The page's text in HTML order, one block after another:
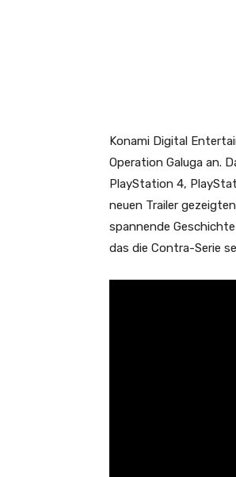
Konami Digital
Operation Galuga an.
PlayStation 4,
neuen Trailer
spannende
das die Contra-Serie